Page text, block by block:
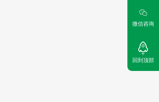
微信咨询
回到顶部